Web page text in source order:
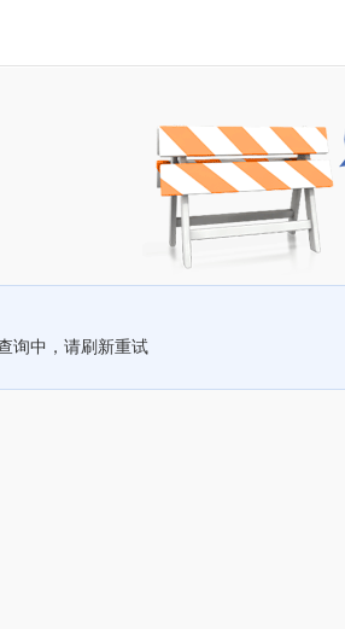
询中，请刷新重试